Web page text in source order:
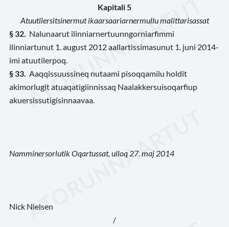
Kapitali 5
Atuutilersitsinermut ikaarsaariarnermullu malittarisassat
§ 32. Nalunaarut ilinniarnertuunngorniarfimmi
ilinniartunut 1. august 2012 aallartissimasunut 1. juni 2014-
imi atuutilerpoq.
§ 33. Aaqqissuussineq nutaami pisoqqamilu holdit
akimorlugit atuaqatigiinnissaq Naalakkersuisoqarfiup
akuersissutigisinnaavaa.
Namminersorlutik Oqartussat, ulloq 27. maj 2014
Nick Nielsen
/